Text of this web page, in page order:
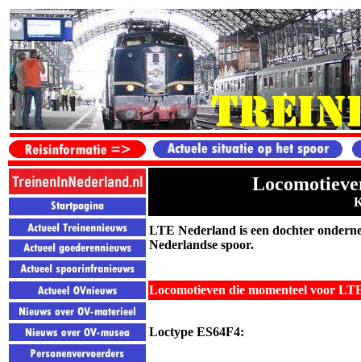
LTE Nederland is een dochter
Nederlandse spoor.
Locomotieven die momenteel voor
Loctype ES64F4: